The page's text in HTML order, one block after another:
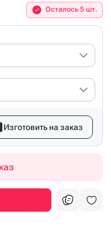
Осталось 5 шт.
Изготовить на заказ